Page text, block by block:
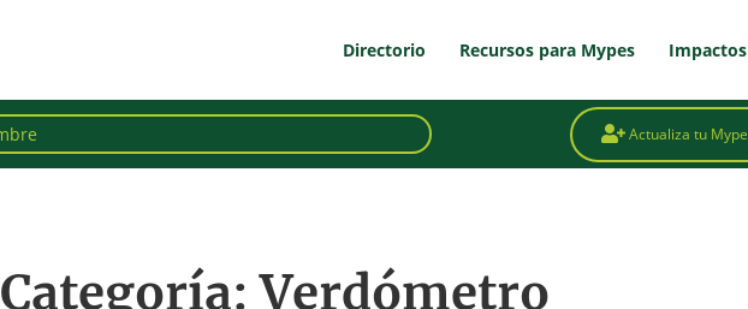
Directorio Recursos para Mypes Impactos
Actualiza tu Mype
Categoría: Verdómetro